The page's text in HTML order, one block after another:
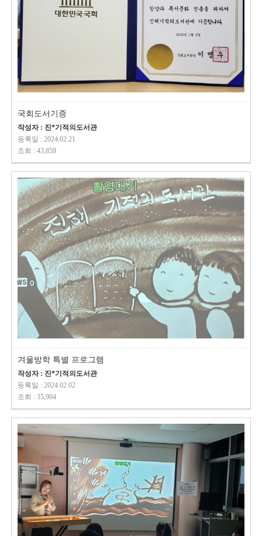
국회도서기증
작성자 : 진*기적의도서관
등록일 : 2024.02.21
조회 : 43,859
겨울방학 특별 프로그램
작성자 : 진*기적의도서관
등록일 : 2024.02.02
조회 : 35,904